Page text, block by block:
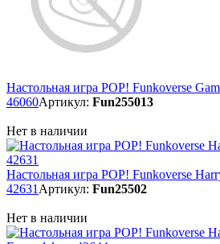
Настольная игра POP! Funkoverse
46060Артикул: Fun255013
Нет в наличии
Настольная игра POP! Funkoverse
42631 Артикул: Fun25502
Нет в наличии